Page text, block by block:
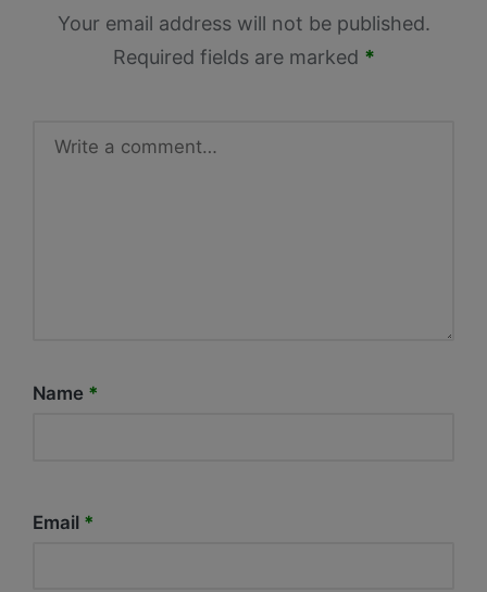
Your email address will not be published.
Required fields are marked *
Name *
Email *